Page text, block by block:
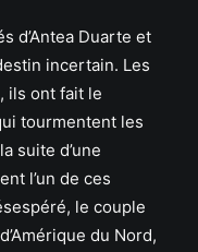
d’Antea Duarte et
incertain. Les
ils ont fait le
tourmentent les
suite d’une
l’un de ces
le couple
du Nord,